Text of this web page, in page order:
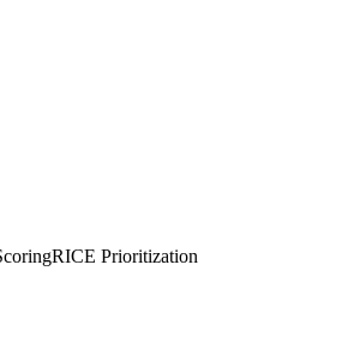
RICE Prioritization